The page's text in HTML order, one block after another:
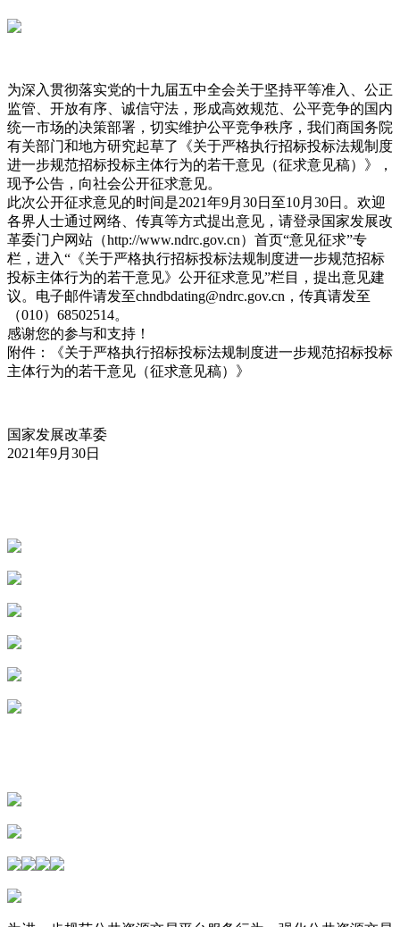
为深入贯彻落实党的十九届五中全会关于坚持平等准入、公正
监管、开放有序、诚信守法，形成高效规范、公平竞争的国内
统一市场的决策部署，切实维护公平竞争秩序，我们商国务院
有关部门和地方研究起草了《关于严格执行招标投标法规制度
进一步规范招标投标主体行为的若干意见（征求意见稿）》，
现予公告，向社会公开征求意见。
此次公开征求意见的时间是2021年9月30日至10月30日。欢迎
各界人士通过网络、传真等方式提出意见，请登录国家发展改
革委门户网站（http://www.ndrc.gov.cn）首页“意见征求”专
栏，进入“《关于严格执行招标投标法规制度进一步规范招标
投标主体行为的若干意见》公开征求意见”栏目，提出意见建
议。电子邮件请发至chndbdating@ndrc.gov.cn，传真请发至
（010）68502514。
感谢您的参与和支持！
附件：《关于严格执行招标投标法规制度进一步规范招标投标
主体行为的若干意见（征求意见稿）》
国家发展改革委
2021年9月30日